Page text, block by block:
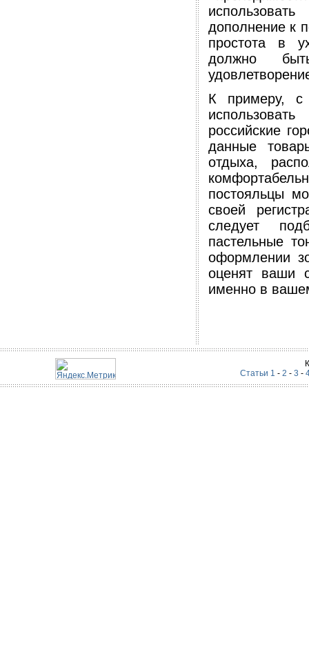
дополнение к
простота в
должно
К примеру, с
российские
данные
отдыха,
постояльцы
своей
следует
пастельные
оформлении
оценят ваши
именно в
Статьи 1 - 2 - 3 -